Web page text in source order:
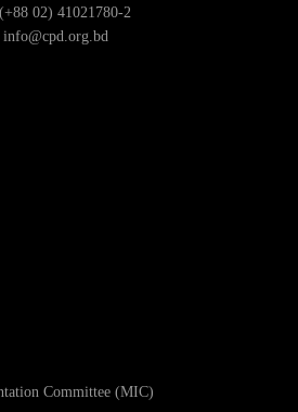
02) 41021780-2
Committee (MIC)